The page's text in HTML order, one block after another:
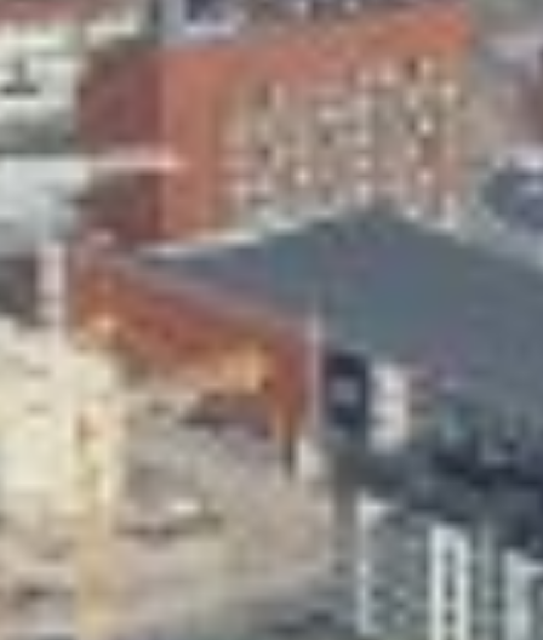
Skeittihalli
Varhaiskasvatus
Ateria- ja välipalamaksut
Mämminiemi
Taideapteekki
Kirjasto
Valon Kaupunki
Lasten Lysti & LystiKylä-festivaali